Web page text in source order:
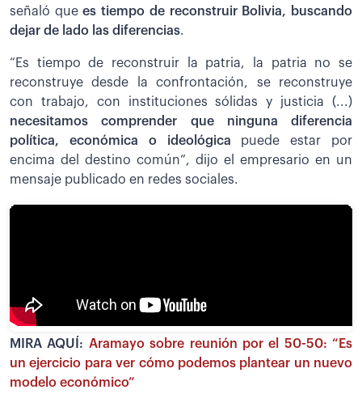
señaló quees tiempo de reconstruir Bolivia, buscando
dejar de lado las diferencias.
“Es tiempo de reconstruir la patria, la patria no se
reconstruye desde la confrontación, se reconstruye
con trabajo, con instituciones sólidas y justicia (...)
necesitamos comprender que ninguna diferencia
política, económica o ideológica puede estar por
encima del destino común”, dijo el empresario en un
mensaje publicado en redes sociales.
MIRA AQUÍ: Aramayo sobre reunión por el 50-50: “Es
un ejercicio para ver cómo podemos plantear un nuevo
modelo económico”